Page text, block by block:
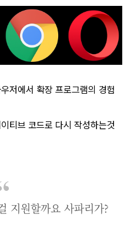
저에서 확장 프로그램의 경험
티브 코드로 다시 작성하는것
지원할까요 사파리가?